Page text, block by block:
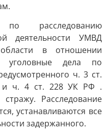
расследованию
деятельности УМВД
в отношении
уголовные дела по
ч. 3 ст.
ч. 4 ст. 228 УК РФ .
Расследование
устанавливаются все
задержанного.